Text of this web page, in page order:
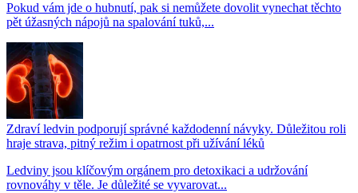
Pokud vám jde o hubnutí, pak si nemůžete dovolit vynechat těchto
pět úžasných nápojů na spalování tuků,...
Zdraví ledvin podporují správné každodenní návyky. Důležitou roli
hraje strava, pitný režim i opatrnost při užívání léků
Ledviny jsou klíčovým orgánem pro detoxikaci a udržování
rovnováhy v těle. Je důležité se vyvarovat...